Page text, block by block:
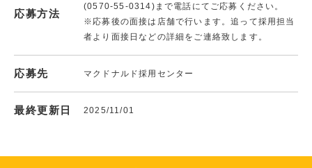
応募方法
(0570-55-0314)まで電話にてご応募ください。
※応募後の面接は店舗で行います。追って採用担当
者より面接日などの詳細をご連絡致します。
応募先 マクドナルド採用センター
最終更新日 2025/11/01